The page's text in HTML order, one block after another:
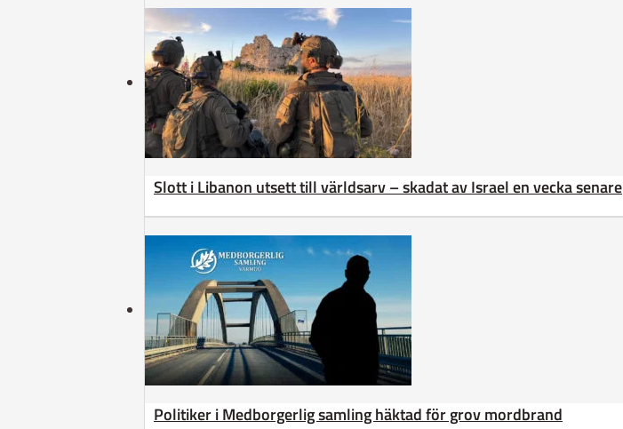
Slott i Libanon utsett till världsarv – skadat av Israel en vecka senare
Politiker i Medborgerlig samling häktad för grov mordbrand